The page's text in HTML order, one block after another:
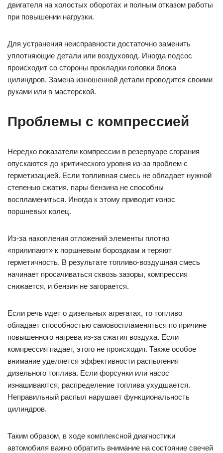
двигателя на холостых оборотах и полным отказом работы
при повышении нагрузки.
Для устранения неисправности достаточно заменить
уплотняющие детали или воздуховод. Иногда подсос
происходит со стороны прокладки головки блока
цилиндров. Замена изношенной детали проводится своими
руками или в мастерской.
Проблемы с компрессией
Нередко показатели компрессии в резервуаре сгорания
опускаются до критического уровня из-за проблем с
герметизацией. Если топливная смесь не обладает нужной
степенью сжатия, пары бензина не способны
воспламениться. Иногда к этому приводит износ
поршневых колец.
Из-за накопления отложений элементы плотно
«прилипают» к поршневым бороздкам и теряют
герметичность. В результате топливо-воздушная смесь
начинает просачиваться сквозь зазоры, компрессия
снижается, и бензин не загорается.
Если речь идет о дизельных агрегатах, то топливо
обладает способностью самовоспламеняться по причине
повышенного нагрева из-за сжатия воздуха. Если
компрессия падает, этого не происходит. Также особое
внимание уделяется эффективности распыления
дизельного топлива. Если форсунки или насос
изнашиваются, распределение топлива ухудшается.
Неправильный распыл нарушает функциональность
цилиндров.
Таким образом, в ходе комплексной диагностики
автомобиля важно обратить внимание на состояние свечей